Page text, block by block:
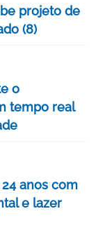
projeto de
(8)
o
tempo real
anos com
e lazer